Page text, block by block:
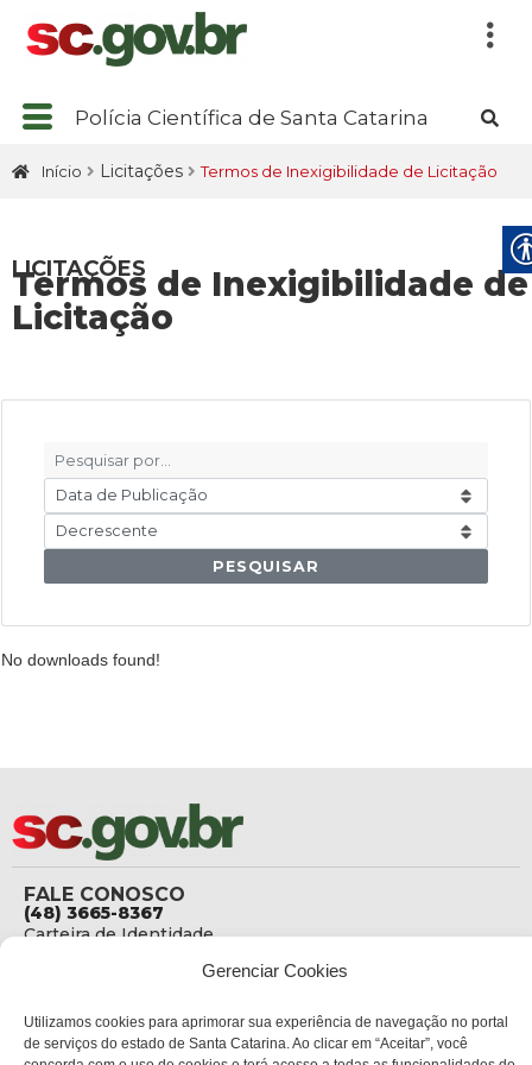
Gerenciar Cookies
Utilizamos cookies para aprimorar sua experiência de navegação no portal
de serviços do estado de Santa Catarina. Ao clicar em “Aceitar”, você
Polícia Científica de Santa Catarina
Início Licitações Termos de Inexigibilidade de Licitação
LICITAÇÕES
Termos de Inexigibilidade de
Licitação
PESQUISAR
No downloads found!
FALE CONOSCO
(48) 3665-8367
Carteira de Identidade
ENDEREÇO